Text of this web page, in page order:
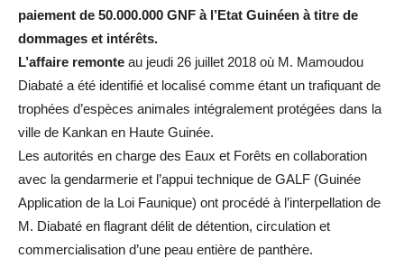
paiement de 50.000.000 GNF à l’Etat Guinéen à titre de
dommages et intérêts.
L’affaire remonte au jeudi 26 juillet 2018 où M. Mamoudou
Diabaté a été identifié et localisé comme étant un trafiquant de
trophées d’espèces animales intégralement protégées dans la
ville de Kankan en Haute Guinée.
Les autorités en charge des Eaux et Forêts en collaboration
avec la gendarmerie et l’appui technique de GALF (Guinée
Application de la Loi Faunique) ont procédé à l’interpellation de
M. Diabaté en flagrant délit de détention, circulation et
commercialisation d’une peau entière de panthère.